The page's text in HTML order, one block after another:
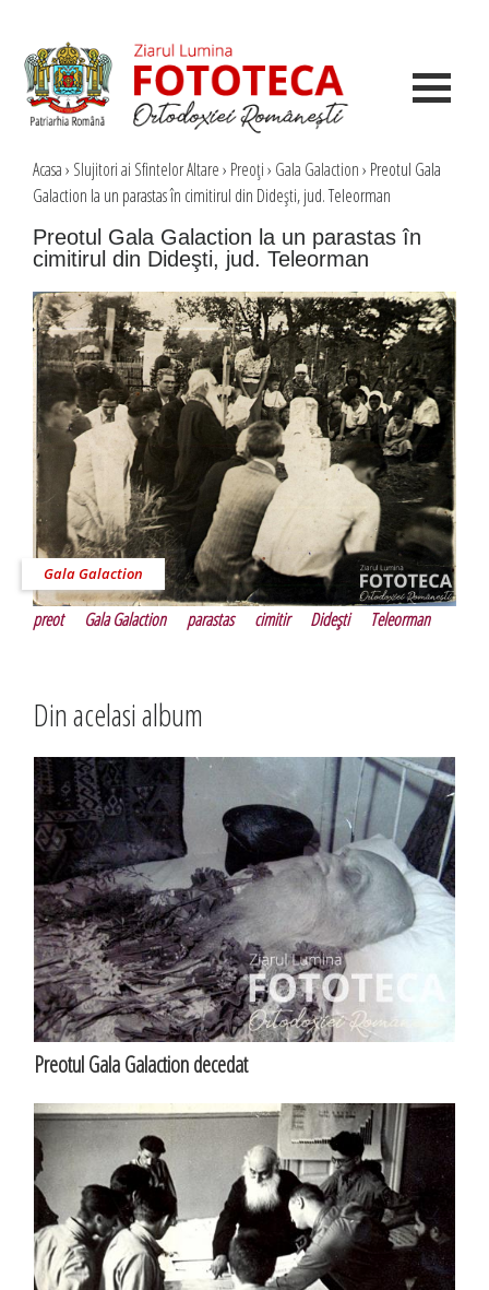
Acasa› Slujitori ai Sfintelor Altare› Preoţi› Gala Galaction› Preotul Gala
Galaction la un parastas în cimitirul din Dideşti, jud. Teleorman
Preotul Gala Galaction la un parastas în
cimitirul din Dideşti, jud. Teleorman
Gala Galaction
preot Gala Galaction parastas cimitir Dideşti Teleorman
Din acelasi album
Preotul Gala Galaction decedat